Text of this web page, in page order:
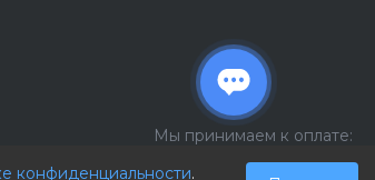
Мы принимаем к оплате:
конфиденциальности.